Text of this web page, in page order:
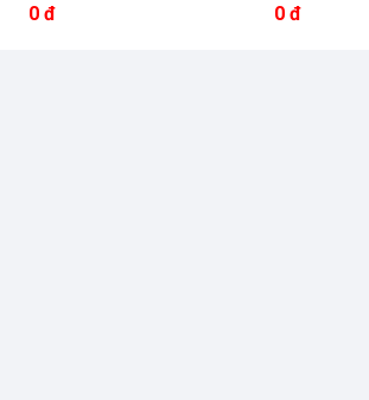
0 đ
0 đ